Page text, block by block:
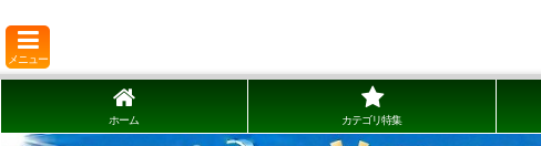
メニュー
ホーム カテゴリ特集